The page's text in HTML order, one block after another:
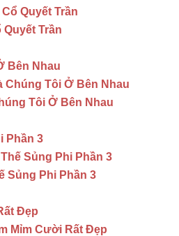
Quyết Trần
Quyết Trần
Bên Nhau
Chúng Tôi Ở Bên Nhau
Tôi Ở Bên Nhau
Phần 3
Sủng Phi Phần 3
Sủng Phi Phần 3
Đẹp
Mỉm Cười Rất Đẹp